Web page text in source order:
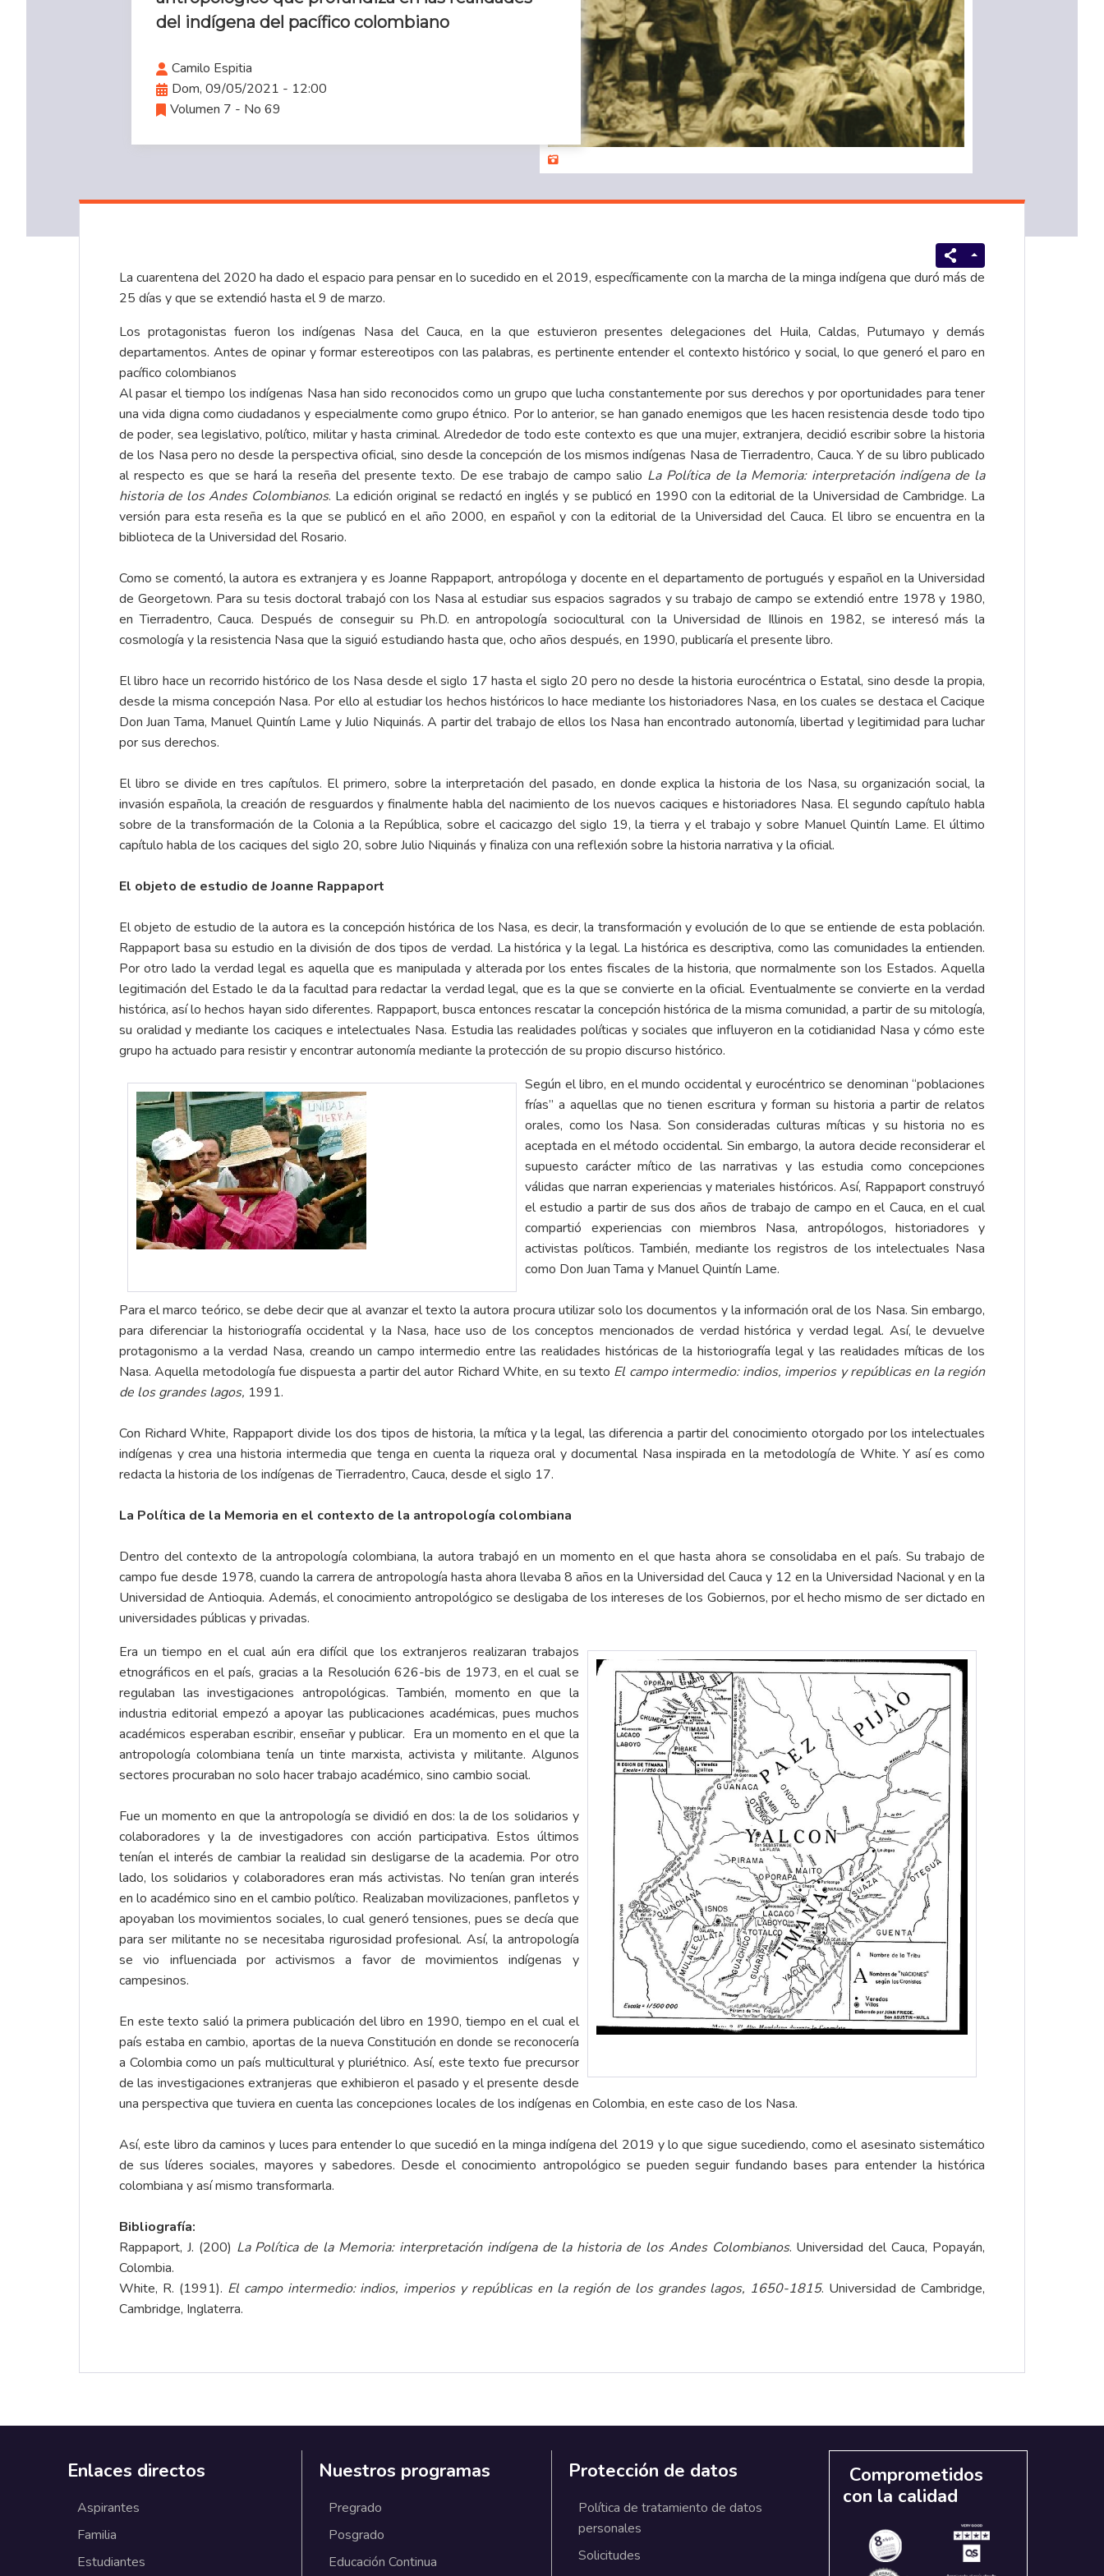
del indígena del pacífico colombiano
Camilo Espitia
Dom, 09/05/2021 - 12:00
Volumen 7 - No 69
La cuarentena del 2020 ha dado el espacio para pensar en lo sucedido en el 2019, específicamente con la marcha de la minga indígena que duró más de
25 días y que se extendió hasta el 9 de marzo.
Los protagonistas fueron los indígenas Nasa del Cauca, en la que estuvieron presentes delegaciones del Huila, Caldas, Putumayo y demás
departamentos. Antes de opinar y formar estereotipos con las palabras, es pertinente entender el contexto histórico y social, lo que generó el paro en
pacífico colombianos
Al pasar el tiempo los indígenas Nasa han sido reconocidos como un grupo que lucha constantemente por sus derechos y por oportunidades para tener
una vida digna como ciudadanos y especialmente como grupo étnico. Por lo anterior, se han ganado enemigos que les hacen resistencia desde todo tipo
de poder, sea legislativo, político, militar y hasta criminal. Alrededor de todo este contexto es que una mujer, extranjera, decidió escribir sobre la historia
de los Nasa pero no desde la perspectiva oficial, sino desde la concepción de los mismos indígenas Nasa de Tierradentro, Cauca. Y de su libro publicado
al respecto es que se hará la reseña del presente texto. De ese trabajo de campo salio La Política de la Memoria: interpretación indígena de la
historia de los Andes Colombianos. La edición original se redactó en inglés y se publicó en 1990 con la editorial de la Universidad de Cambridge. La
versión para esta reseña es la que se publicó en el año 2000, en español y con la editorial de la Universidad del Cauca. El libro se encuentra en la
biblioteca de la Universidad del Rosario.
Como se comentó, la autora es extranjera y es Joanne Rappaport, antropóloga y docente en el departamento de portugués y español en la Universidad
de Georgetown. Para su tesis doctoral trabajó con los Nasa al estudiar sus espacios sagrados y su trabajo de campo se extendió entre 1978 y 1980,
en Tierradentro, Cauca. Después de conseguir su Ph.D. en antropología sociocultural con la Universidad de Illinois en 1982, se interesó más la
cosmología y la resistencia Nasa que la siguió estudiando hasta que, ocho años después, en 1990, publicaría el presente libro.
El libro hace un recorrido histórico de los Nasa desde el siglo 17 hasta el siglo 20 pero no desde la historia eurocéntrica o Estatal, sino desde la propia,
desde la misma concepción Nasa. Por ello al estudiar los hechos históricos lo hace mediante los historiadores Nasa, en los cuales se destaca el Cacique
Don Juan Tama, Manuel Quintín Lame y Julio Niquinás. A partir del trabajo de ellos los Nasa han encontrado autonomía, libertad y legitimidad para luchar
por sus derechos.
El libro se divide en tres capítulos. El primero, sobre la interpretación del pasado, en donde explica la historia de los Nasa, su organización social, la
invasión española, la creación de resguardos y finalmente habla del nacimiento de los nuevos caciques e historiadores Nasa. El segundo capítulo habla
sobre de la transformación de la Colonia a la República, sobre el cacicazgo del siglo 19, la tierra y el trabajo y sobre Manuel Quintín Lame. El último
capítulo habla de los caciques del siglo 20, sobre Julio Niquinás y finaliza con una reflexión sobre la historia narrativa y la oficial.
El objeto de estudio de Joanne Rappaport
El objeto de estudio de la autora es la concepción histórica de los Nasa, es decir, la transformación y evolución de lo que se entiende de esta población.
Rappaport basa su estudio en la división de dos tipos de verdad. La histórica y la legal. La histórica es descriptiva, como las comunidades la entienden.
Por otro lado la verdad legal es aquella que es manipulada y alterada por los entes fiscales de la historia, que normalmente son los Estados. Aquella
legitimación del Estado le da la facultad para redactar la verdad legal, que es la que se convierte en la oficial. Eventualmente se convierte en la verdad
histórica, así lo hechos hayan sido diferentes. Rappaport, busca entonces rescatar la concepción histórica de la misma comunidad, a partir de su mitología,
su oralidad y mediante los caciques e intelectuales Nasa. Estudia las realidades políticas y sociales que influyeron en la cotidianidad Nasa y cómo este
grupo ha actuado para resistir y encontrar autonomía mediante la protección de su propio discurso histórico.
Según el libro, en el mundo occidental y eurocéntrico se denominan “poblaciones
frías” a aquellas que no tienen escritura y forman su historia a partir de relatos
orales, como los Nasa. Son consideradas culturas míticas y su historia no es
aceptada en el método occidental. Sin embargo, la autora decide reconsiderar el
supuesto carácter mítico de las narrativas y las estudia como concepciones
válidas que narran experiencias y materiales históricos. Así, Rappaport construyó
el estudio a partir de sus dos años de trabajo de campo en el Cauca, en el cual
compartió experiencias con miembros Nasa, antropólogos, historiadores y
activistas políticos. También, mediante los registros de los intelectuales Nasa
como Don Juan Tama y Manuel Quintín Lame.
Para el marco teórico, se debe decir que al avanzar el texto la autora procura utilizar solo los documentos y la información oral de los Nasa. Sin embargo,
para diferenciar la historiografía occidental y la Nasa, hace uso de los conceptos mencionados de verdad histórica y verdad legal. Así, le devuelve
protagonismo a la verdad Nasa, creando un campo intermedio entre las realidades históricas de la historiografía legal y las realidades míticas de los
Nasa. Aquella metodología fue dispuesta a partir del autor Richard White, en su texto El campo intermedio: indios, imperios y repúblicas en la región
de los grandes lagos, 1991.
Con Richard White, Rappaport divide los dos tipos de historia, la mítica y la legal, las diferencia a partir del conocimiento otorgado por los intelectuales
indígenas y crea una historia intermedia que tenga en cuenta la riqueza oral y documental Nasa inspirada en la metodología de White. Y así es como
redacta la historia de los indígenas de Tierradentro, Cauca, desde el siglo 17.
La Política de la Memoria en el contexto de la antropología colombiana
Dentro del contexto de la antropología colombiana, la autora trabajó en un momento en el que hasta ahora se consolidaba en el país. Su trabajo de
campo fue desde 1978, cuando la carrera de antropología hasta ahora llevaba 8 años en la Universidad del Cauca y 12 en la Universidad Nacional y en la
Universidad de Antioquia. Además, el conocimiento antropológico se desligaba de los intereses de los Gobiernos, por el hecho mismo de ser dictado en
universidades públicas y privadas.
Era un tiempo en el cual aún era difícil que los extranjeros realizaran trabajos
etnográficos en el país, gracias a la Resolución 626-bis de 1973, en el cual se
regulaban las investigaciones antropológicas. También, momento en que la
industria editorial empezó a apoyar las publicaciones académicas, pues muchos
académicos esperaban escribir, enseñar y publicar. Era un momento en el que la
antropología colombiana tenía un tinte marxista, activista y militante. Algunos
sectores procuraban no solo hacer trabajo académico, sino cambio social.
Fue un momento en que la antropología se dividió en dos: la de los solidarios y
colaboradores y la de investigadores con acción participativa. Estos últimos
tenían el interés de cambiar la realidad sin desligarse de la academia. Por otro
lado, los solidarios y colaboradores eran más activistas. No tenían gran interés
en lo académico sino en el cambio político. Realizaban movilizaciones, panfletos y
apoyaban los movimientos sociales, lo cual generó tensiones, pues se decía que
para ser militante no se necesitaba rigurosidad profesional. Así, la antropología
se vio influenciada por activismos a favor de movimientos indígenas y
campesinos.
En este texto salió la primera publicación del libro en 1990, tiempo en el cual el
país estaba en cambio, aportas de la nueva Constitución en donde se reconocería
a Colombia como un país multicultural y pluriétnico. Así, este texto fue precursor
de las investigaciones extranjeras que exhibieron el pasado y el presente desde
una perspectiva que tuviera en cuenta las concepciones locales de los indígenas en Colombia, en este caso de los Nasa.
Así, este libro da caminos y luces para entender lo que sucedió en la minga indígena del 2019 y lo que sigue sucediendo, como el asesinato sistemático
de sus líderes sociales, mayores y sabedores. Desde el conocimiento antropológico se pueden seguir fundando bases para entender la histórica
colombiana y así mismo transformarla.
Bibliografía:
Rappaport, J. (200) La Política de la Memoria: interpretación indígena de la historia de los Andes Colombianos. Universidad del Cauca, Popayán,
Colombia.
White, R. (1991). El campo intermedio: indios, imperios y repúblicas en la región de los grandes lagos, 1650-1815. Universidad de Cambridge,
Cambridge, Inglaterra.
Enlaces directos
Aspirantes
Familia
Estudiantes
Nuestros programas
Pregrado
Posgrado
Educación Continua
Protección de datos
Política de tratamiento de datos
personales
Solicitudes
Comprometidos
con la calidad